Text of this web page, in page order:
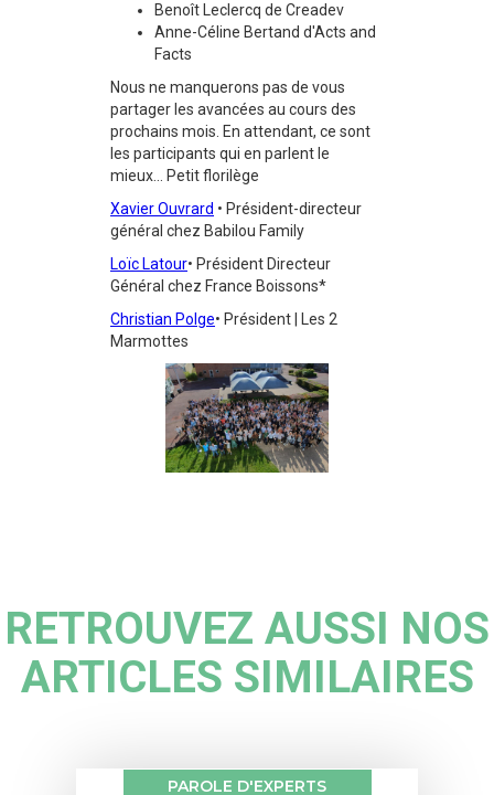
Benoît Leclercq de Creadev
Anne-Céline Bertand d'Acts and
Facts
Nous ne manquerons pas de vous
partager les avancées au cours des
prochains mois. En attendant, ce sont
les participants qui en parlent le
mieux... Petit florilège
Xavier Ouvrard • Président-directeur
général chez Babilou Family
Loïc Latour• Président Directeur
Général chez France Boissons*
Christian Polge• Président | Les 2
Marmottes
RETROUVEZ AUSSI NOS
ARTICLES SIMILAIRES
PAROLE D'EXPERTS